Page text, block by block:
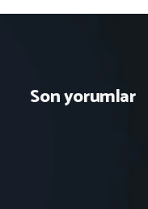
Son yorumlar